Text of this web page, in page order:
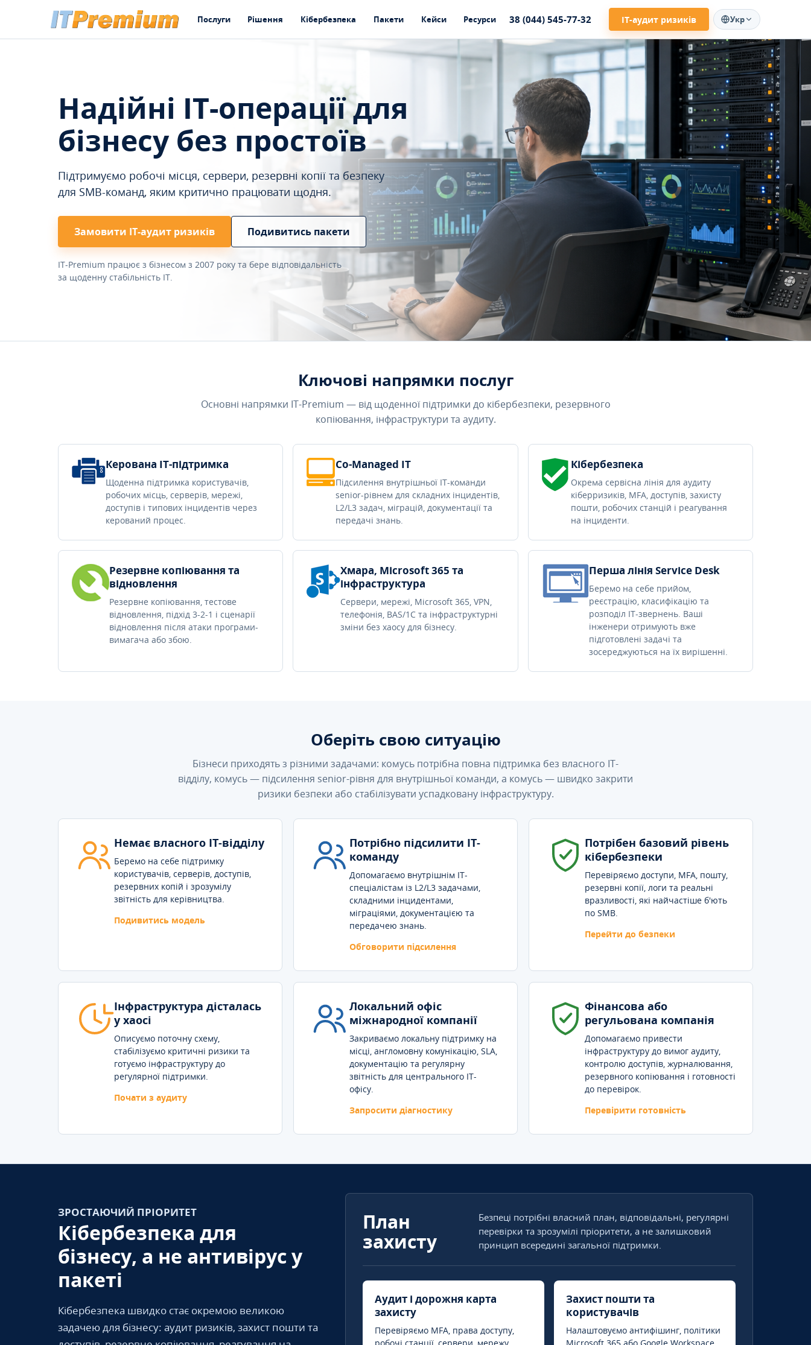
Послуги Рішення Кібербезпека Пакети Кейси Ресурси 38 (044) 545-77-32 ІТ-аудит ризиків Укр
Надійні IT-операції для
бізнесу без простоїв
Підтримуємо робочі місця, сервери, резервні копії та безпеку
для SMB-команд, яким критично працювати щодня.
Замовити ІТ-аудит ризиків Подивитись пакети
IT-Premium працює з бізнесом з 2007 року та бере відповідальність
за щоденну стабільність IT.
Ключові напрямки послуг
Основні напрямки IT-Premium — від щоденної підтримки до кібербезпеки, резервного
копіювання, інфраструктури та аудиту.
Керована IT-підтримка
Щоденна підтримка користувачів,
робочих місць, серверів, мережі,
доступів і типових інцидентів через
керований процес.
Co-Managed IT
Підсилення внутрішньої IT-команди
senior-рівнем для складних інцидентів,
L2/L3 задач, міграцій, документації та
передачі знань.
Кібербезпека
Окрема сервісна лінія для аудиту
кіберризиків, MFA, доступів, захисту
пошти, робочих станцій і реагування
на інциденти.
Резервне копіювання та
відновлення
Резервне копіювання, тестове
відновлення, підхід 3-2-1 і сценарії
відновлення після атаки програми-
вимагача або збою.
Хмара, Microsoft 365 та
інфраструктура
Сервери, мережі, Microsoft 365, VPN,
телефонія, BAS/1C та інфраструктурні
зміни без хаосу для бізнесу.
Перша лінія Service Desk
Беремо на себе прийом,
реєстрацію, класифікацію та
розподіл IT-звернень. Ваші
інженери отримують вже
підготовлені задачі та
зосереджуються на їх вирішенні.
Оберіть свою ситуацію
Бізнеси приходять з різними задачами: комусь потрібна повна підтримка без власного IT-
відділу, комусь — підсилення senior-рівня для внутрішньої команди, а комусь — швидко закрити
ризики безпеки або стабілізувати успадковану інфраструктуру.
Немає власного IT-відділу
Беремо на себе підтримку
користувачів, серверів, доступів,
резервних копій і зрозумілу
звітність для керівництва.
Подивитись модель
Потрібно підсилити IT-
команду
Допомагаємо внутрішнім IT-
спеціалістам із L2/L3 задачами,
складними інцидентами,
міграціями, документацією та
передачею знань.
Обговорити підсилення
Потрібен базовий рівень
кібербезпеки
Перевіряємо доступи, MFA, пошту,
резервні копії, логи та реальні
вразливості, які найчастіше б'ють
по SMB.
Перейти до безпеки
Інфраструктура дісталась
у хаосі
Описуємо поточну схему,
стабілізуємо критичні ризики та
готуємо інфраструктуру до
регулярної підтримки.
Почати з аудиту
Локальний офіс
міжнародної компанії
Закриваємо локальну підтримку на
місці, англомовну комунікацію, SLA,
документацію та регулярну
звітність для центрального IT-
офісу.
Запросити діагностику
Фінансова або
регульована компанія
Допомагаємо привести
інфраструктуру до вимог аудиту,
контролю доступів, журналювання,
резервного копіювання і готовності
до перевірок.
Перевірити готовність
ЗРОСТАЮЧИЙ ПРІОРИТЕТ
Кібербезпека для
бізнесу, а не антивірус у
пакеті
Кібербезпека швидко стає окремою великою
задачею для бізнесу: аудит ризиків, захист пошти та
План
захисту
Безпеці потрібні власний план, відповідальні, регулярні
перевірки та зрозумілі пріоритети, а не залишковий
принцип всередині загальної підтримки.
Аудит і дорожня карта
захисту
Перевіряємо MFA, права доступу,
Захист пошти та
користувачів
Налаштовуємо антифішинг, політики